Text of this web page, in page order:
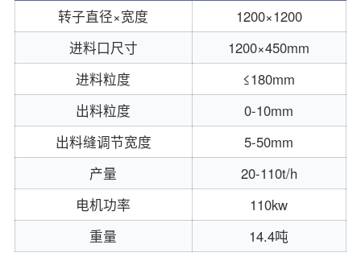
转子直径×宽度
1200×1200
进料口尺寸
1200×450mm
进料粒度
≤180mm
出料粒度
0-10mm
出料缝调节宽度
5-50mm
产量
20-110t/h
电机功率
110kw
重量
14.4吨